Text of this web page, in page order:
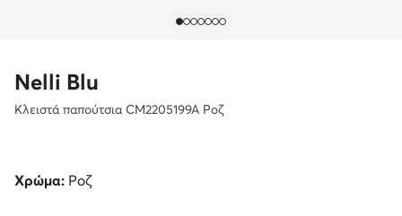
Nelli Blu
Κλειστά παπούτσια CM2205199A Ροζ
Χρώμα: Ροζ